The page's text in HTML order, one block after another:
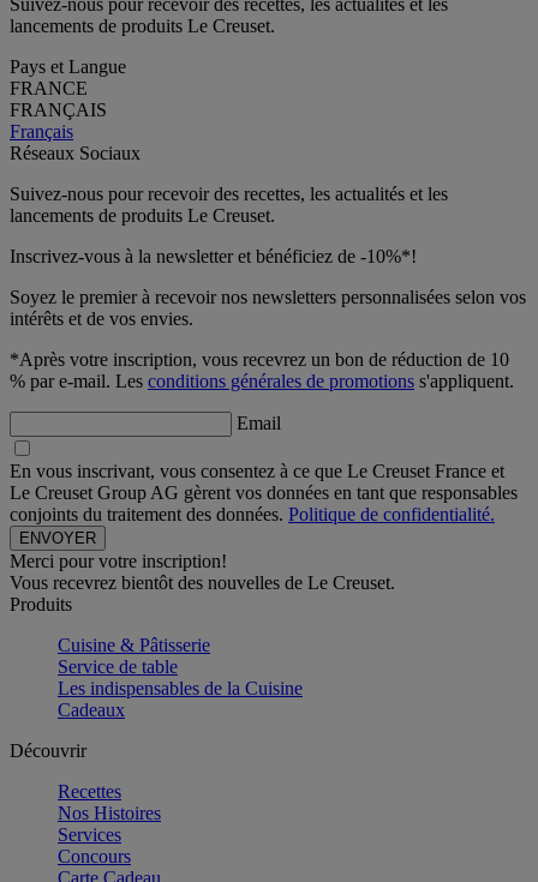
lancements de produits Le Creuset.
Pays et Langue
FRANCE
FRANÇAIS
Français
Réseaux Sociaux
Suivez-nous pour recevoir des recettes, les actualités et les
lancements de produits Le Creuset.
Inscrivez-vous à la newsletter et bénéficiez de -10%*!
Soyez le premier à recevoir nos newsletters personnalisées selon vos
intérêts et de vos envies.
*Après votre inscription, vous recevrez un bon de réduction de 10
% par e-mail. Les conditions générales de promotions s'appliquent.
Email
En vous inscrivant, vous consentez à ce que Le Creuset France et
Le Creuset Group AG gèrent vos données en tant que responsables
conjoints du traitement des données. Politique de confidentialité.
Merci pour votre inscription!
Vous recevrez bientôt des nouvelles de Le Creuset.
Produits
Cuisine & Pâtisserie
Service de table
Les indispensables de la Cuisine
Cadeaux
Découvrir
Recettes
Nos Histoires
Services
Concours
Carte Cadeau